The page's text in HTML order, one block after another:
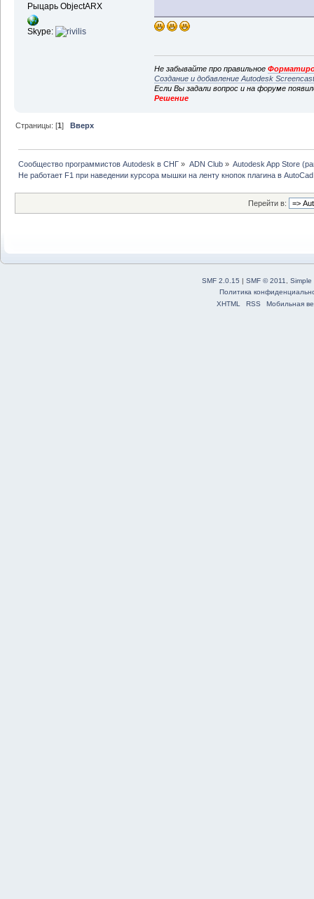
Рыцарь ObjectARX
Skype:
Не забывайте про правильное
Создание и добавление Autodesk
Если Вы задали вопрос и на форуме
Решение
Страницы: [1]Вверх
Сообщество программистов Autodesk в СНГ » ADN Club» Autodesk App Store
Не работает F1 при наведении курсора мышки на ленту кнопок плагина в AutoCad
Перейти в:
SMF 2.0.15 | SMF © 2011
Simple
Политика
XHTML
RSS Мобильная